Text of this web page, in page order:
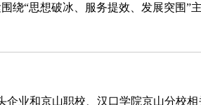
绕“思想破冰、服务提效、发展突围”
企业和京山职校、汉口学院京山分校